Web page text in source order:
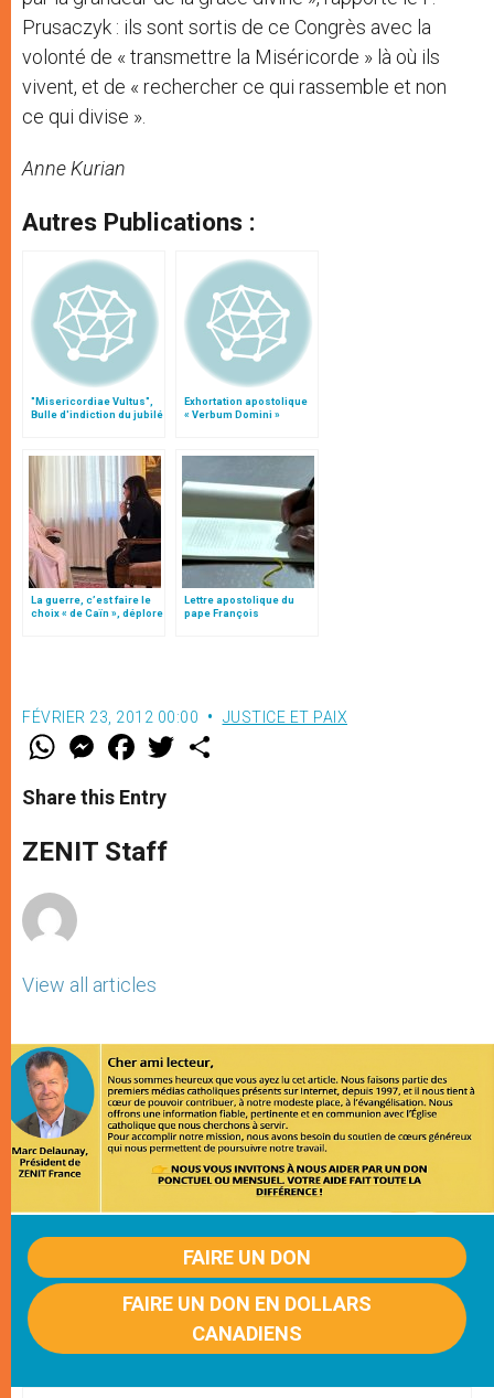
Prusaczyk : ils sont sortis de ce Congrès avec la
volonté de « transmettre la Miséricorde » là où ils
vivent, et de « rechercher ce qui rassemble et non
ce qui divise ».
Anne Kurian
Autres Publications :
"Misericordiae Vultus",
Bulle d'indiction du jubilé
Exhortation apostolique
« Verbum Domini »
La guerre, c’est faire le
choix « de Caïn », déplore
Lettre apostolique du
pape François
FÉVRIER 23, 2012 00:00 JUSTICE ET PAIX
W
t
s
p
p
M
e
s
e
g
e
F
a
e
b
o
k
w
Share this Entry
ZENIT Staff
View all articles
FAIRE UN DON
FAIRE UN DON EN DOLLARS
CANADIENS